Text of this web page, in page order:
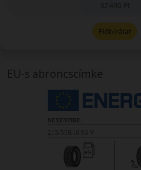
32 490 Ft
Előbírálat
EU-s abroncscímke